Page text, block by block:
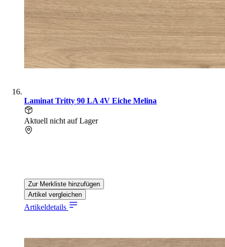
Laminat Tritty 90 LA 4V Eiche Melina
Aktuell nicht auf Lager
Zur Merkliste hinzufügen
Artikel vergleichen
Artikeldetails